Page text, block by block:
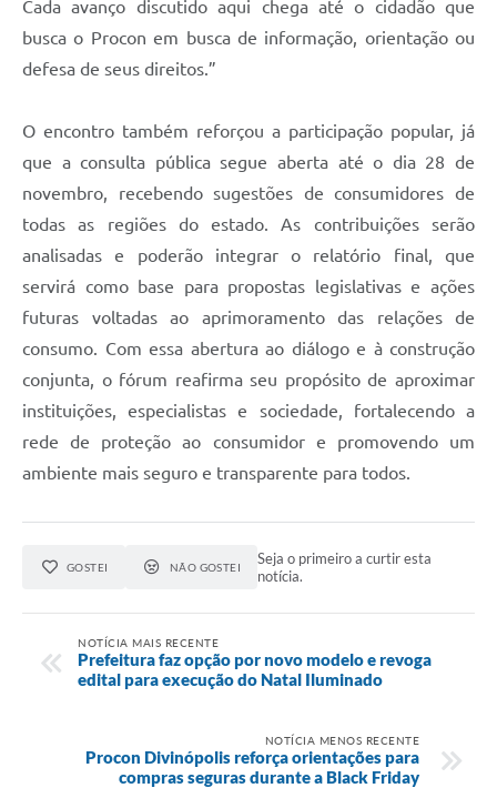
Cada avanço discutido aqui chega até o cidadão que
busca o Procon em busca de informação, orientação ou
defesa de seus direitos.”
O encontro também reforçou a participação popular, já
que a consulta pública segue aberta até o dia 28 de
novembro, recebendo sugestões de consumidores de
todas as regiões do estado. As contribuições serão
analisadas e poderão integrar o relatório final, que
servirá como base para propostas legislativas e ações
futuras voltadas ao aprimoramento das relações de
consumo. Com essa abertura ao diálogo e à construção
conjunta, o fórum reafirma seu propósito de aproximar
instituições, especialistas e sociedade, fortalecendo a
rede de proteção ao consumidor e promovendo um
ambiente mais seguro e transparente para todos.
GOSTEI NÃO GOSTEI
Seja o primeiro a curtir esta
notícia.
NOTÍCIA MAIS RECENTE
Prefeitura faz opção por novo modelo e revoga
edital para execução do Natal Iluminado
NOTÍCIA MENOS RECENTE
Procon Divinópolis reforça orientações para
compras seguras durante a Black Friday